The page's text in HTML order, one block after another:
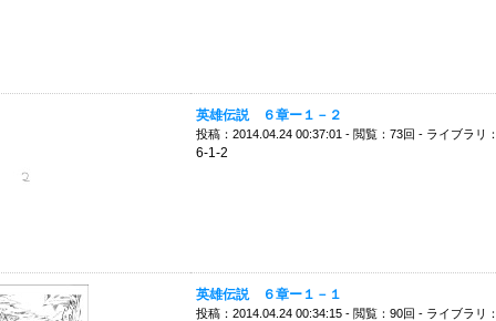
英雄伝説 ６章ー１－２
投稿：2014.04.24 00:37:01 - 閲覧：73回 - ライブラリ
6-1-2
英雄伝説 ６章ー１－１
投稿：2014.04.24 00:34:15 - 閲覧：90回 - ライブラリ